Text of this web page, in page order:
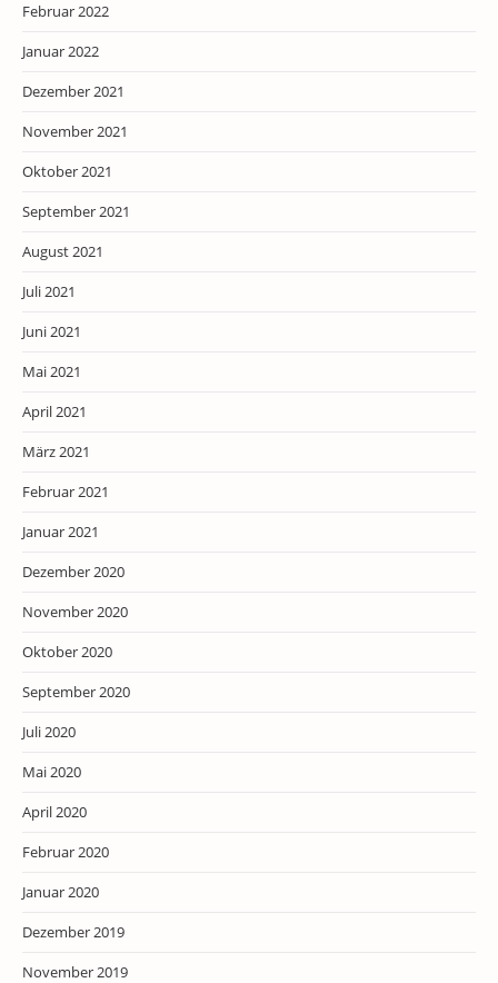
Februar 2022
Januar 2022
Dezember 2021
November 2021
Oktober 2021
September 2021
August 2021
Juli 2021
Juni 2021
Mai 2021
April 2021
März 2021
Februar 2021
Januar 2021
Dezember 2020
November 2020
Oktober 2020
September 2020
Juli 2020
Mai 2020
April 2020
Februar 2020
Januar 2020
Dezember 2019
November 2019